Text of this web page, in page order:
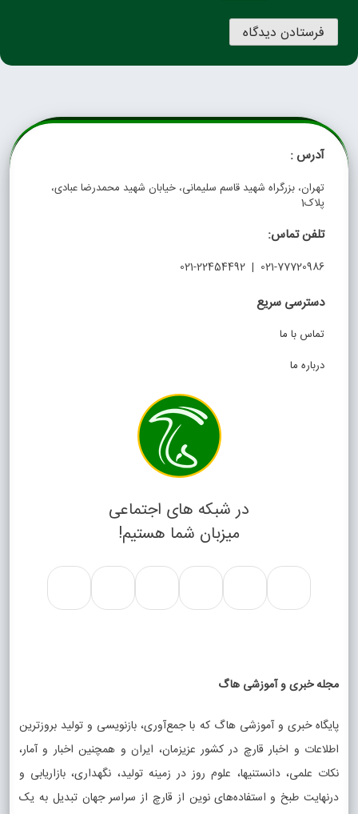
آدرس :
تهران، بزرگراه شهید قاسم سلیمانی، خیابان شهید محمدرضا عبادی،
پلاک1
تلفن تماس:
021-77720986 | 021-22454492
دسترسی سریع
تماس با ما
درباره ما
در شبکه های اجتماعی
میزبان شما هستیم!
مجله خبری و آموزشی هاگ
پایگاه خبری و آموزشی هاگ که با جمع‌آوری، بازنویسی و تولید بروزترین
اطلاعات و اخبار قارچ در کشور عزیزمان، ایران و همچنین اخبار و آمار،
نکات علمی، دانستنیها، علوم روز در زمینه تولید، نگهداری، بازاریابی و
درنهایت طبخ و استفاده‌های نوین از قارچ از سراسر جهان تبدیل به یک